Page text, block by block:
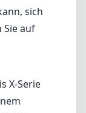
besonderen
f/1.5 sorgt für
sodass
Dies kann
lässt Ihr Motiv